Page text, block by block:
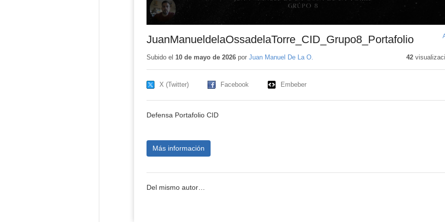
JuanManueldelaOssadelaTorre_CID_Grupo8_Portafolio
Subido el 10 de mayo de 2026por Juan Manuel De La O. 42
X (Twitter) Facebook Embeber
Defensa Portafolio CID
Más información
Del mismo autor…